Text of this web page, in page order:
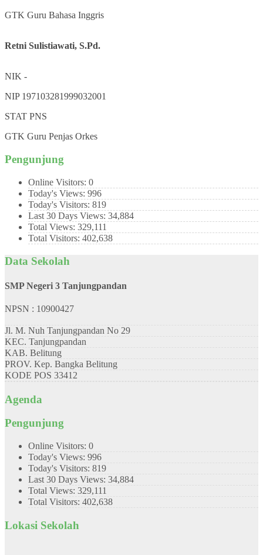
GTK Guru Bahasa Inggris
Retni Sulistiawati, S.Pd.
NIK -
NIP 197103281999032001
STAT PNS
GTK Guru Penjas Orkes
Pengunjung
Online Visitors: 0
Today's Views: 996
Today's Visitors: 819
Last 30 Days Views: 34,884
Total Views: 329,111
Total Visitors: 402,638
Data Sekolah
SMP Negeri 3 Tanjungpandan
NPSN : 10900427
Jl. M. Nuh Tanjungpandan No 29
KEC. Tanjungpandan
KAB. Belitung
PROV. Kep. Bangka Belitung
KODE POS 33412
Agenda
Pengunjung
Online Visitors: 0
Today's Views: 996
Today's Visitors: 819
Last 30 Days Views: 34,884
Total Views: 329,111
Total Visitors: 402,638
Lokasi Sekolah